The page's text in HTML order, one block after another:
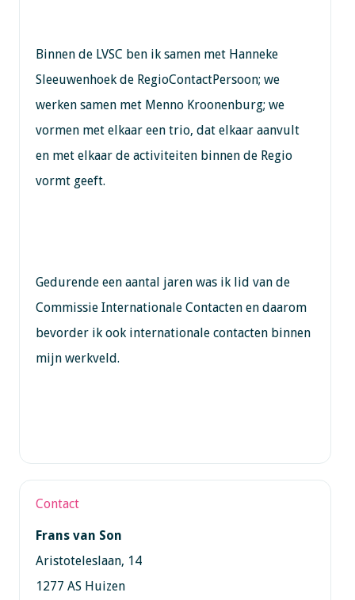
Binnen de LVSC ben ik samen met Hanneke
Sleeuwenhoek de RegioContactPersoon; we
werken samen met Menno Kroonenburg; we
vormen met elkaar een trio, dat elkaar aanvult
en met elkaar de activiteiten binnen de Regio
vormt geeft.
Gedurende een aantal jaren was ik lid van de
Commissie Internationale Contacten en daarom
bevorder ik ook internationale contacten binnen
mijn werkveld.
Contact
Frans van Son
Aristoteleslaan, 14
1277 AS Huizen